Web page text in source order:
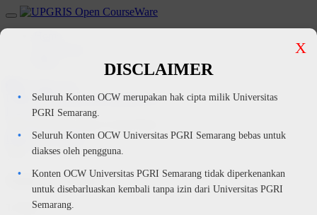
Skip to main content
X
DISCLAIMER
Seluruh Konten OCW merupakan hak cipta milik Universitas
PGRI Semarang.
Seluruh Konten OCW Universitas PGRI Semarang bebas untuk
diakses oleh pengguna.
Konten OCW Universitas PGRI Semarang tidak diperkenankan
untuk disebarluaskan kembali tanpa izin dari Universitas PGRI
Semarang.
Side panel
Bahasa Indonesia ‎(id)‎English ‎(en)‎
Log in
HomeAll courses
Blocks
Skip Table of contents
Table of contents
1. Test